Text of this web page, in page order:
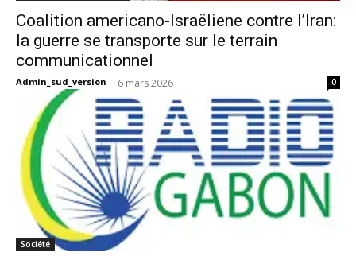
Coalition americano-Israëliene contre l’Iran:
la guerre se transporte sur le terrain
communicationnel
Admin_sud_version - 6 mars 2026 0
Société